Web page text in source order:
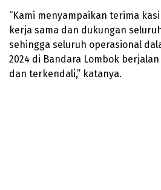
“Kami menyampaikan terima
kerja sama dan dukungan
sehingga seluruh operasional
2024 di Bandara Lombok
dan terkendali,” katanya.